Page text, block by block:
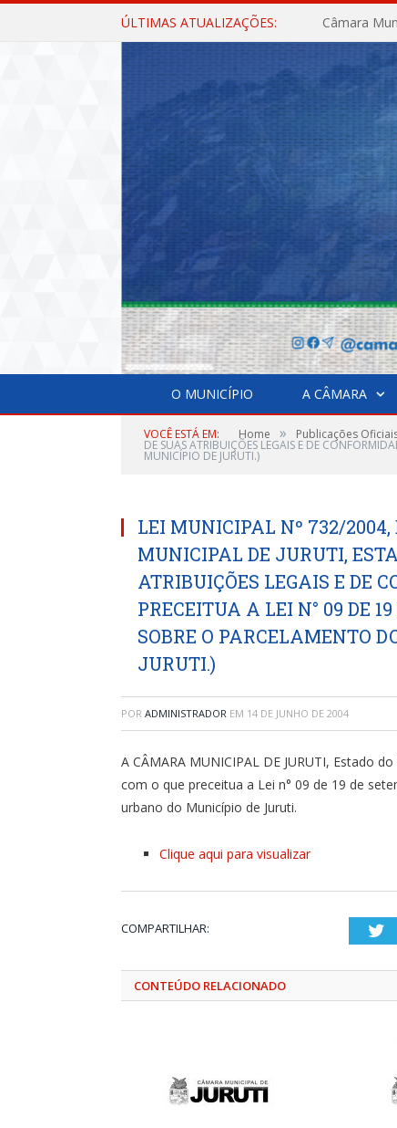
ÚLTIMAS ATUALIZAÇÕES:
O MUNICÍPIO A CÂMARA
VOCÊ ESTÁ EM: Home » Publicações
DE SUAS ATRIBUIÇÕES LEGAIS E DE
MUNICÍPIO DE JURUTI.)
LEI MUNICIPAL Nº 732/2004,
MUNICIPAL DE JURUTI,
ATRIBUIÇÕES LEGAIS E DE
PRECEITUA A LEI N° 09 DE
SOBRE O PARCELAMENTO
JURUTI.)
POR ADMINISTRADOR EM 14 DE JUNHO DE 2004
A CÂMARA MUNICIPAL DE JURUTI, Estado
com o que preceitua a Lei n° 09 de 19 de
urbano do Município de Juruti.
Clique aqui para visualizar
COMPARTILHAR:
CONTEÚDO RELACIONADO